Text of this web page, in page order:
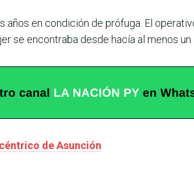
en condición de prófuga. El
se encontraba desde hacía al menos un
de Asunción